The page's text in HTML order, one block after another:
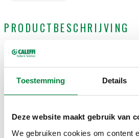
Toestemming Details
Deze website maakt gebruik van
We gebruiken cookies om content
PRODUCTBESCHRIJVING
Eindgroep met manuele ontluchter.
TECHNISCHE GEGEVENS
Maximale bedrijfsdruk:6 bar